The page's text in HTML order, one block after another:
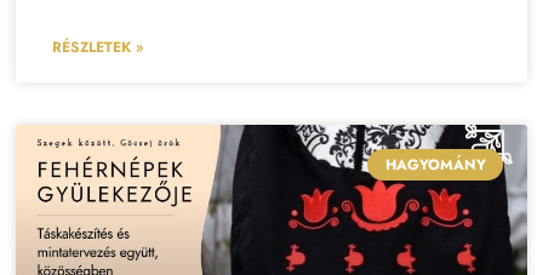
RÉSZLETEK »
HAGYOMÁNY